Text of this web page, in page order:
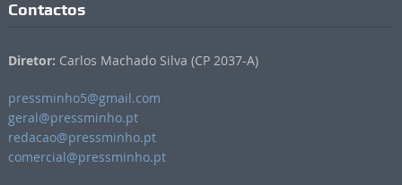
Contactos
Diretor: Carlos Machado Silva (CP 2037-A)
pressminho5@gmail.com
geral@pressminho.pt
redacao@pressminho.pt
comercial@pressminho.pt